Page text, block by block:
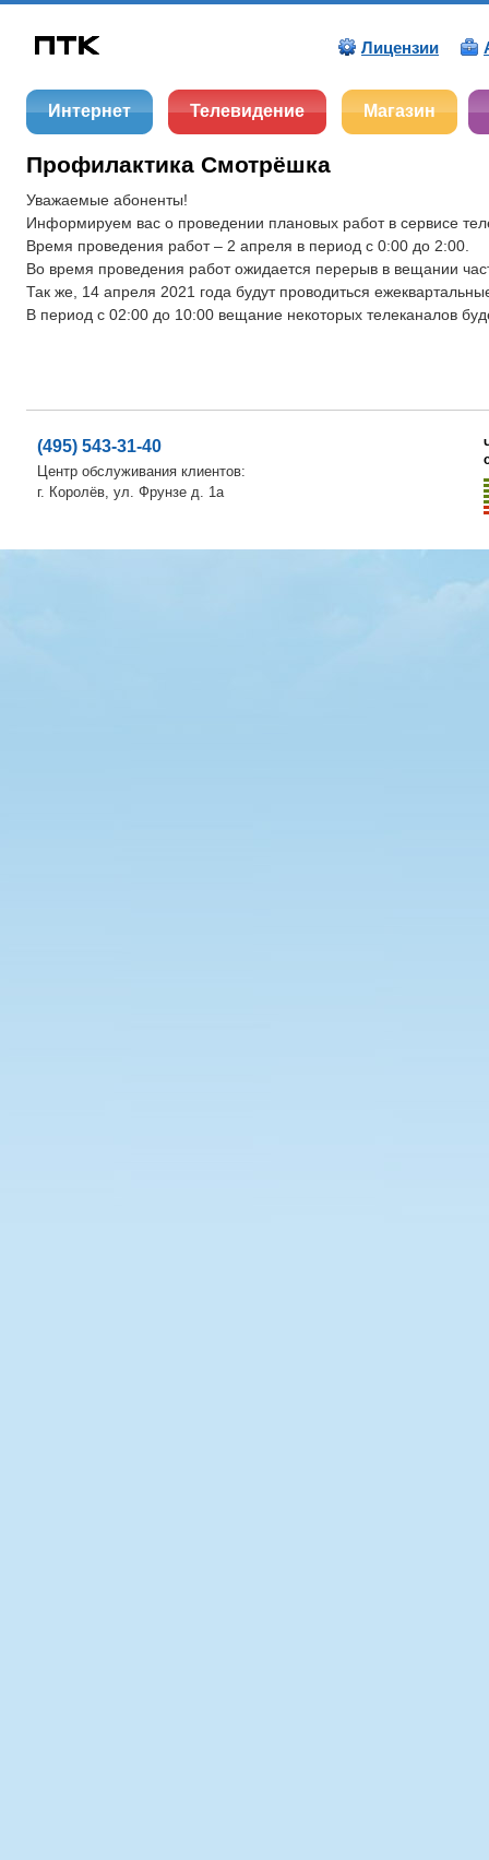
Лицензии
Интернет Телевидение Магазин
Профилактика Смотрёшка
Уважаемые абоненты!
Информируем вас о проведении плановых работ в сервисе
Время проведения работ – 2 апреля в период с 0:00 до 2:00.
Во время проведения работ ожидается перерыв в вещании
Так же, 14 апреля 2021 года будут проводиться
В период с 02:00 до 10:00 вещание некоторых телеканалов
(495) 543-31-40
Центр обслуживания клиентов:
г. Королёв, ул. Фрунзе д. 1а